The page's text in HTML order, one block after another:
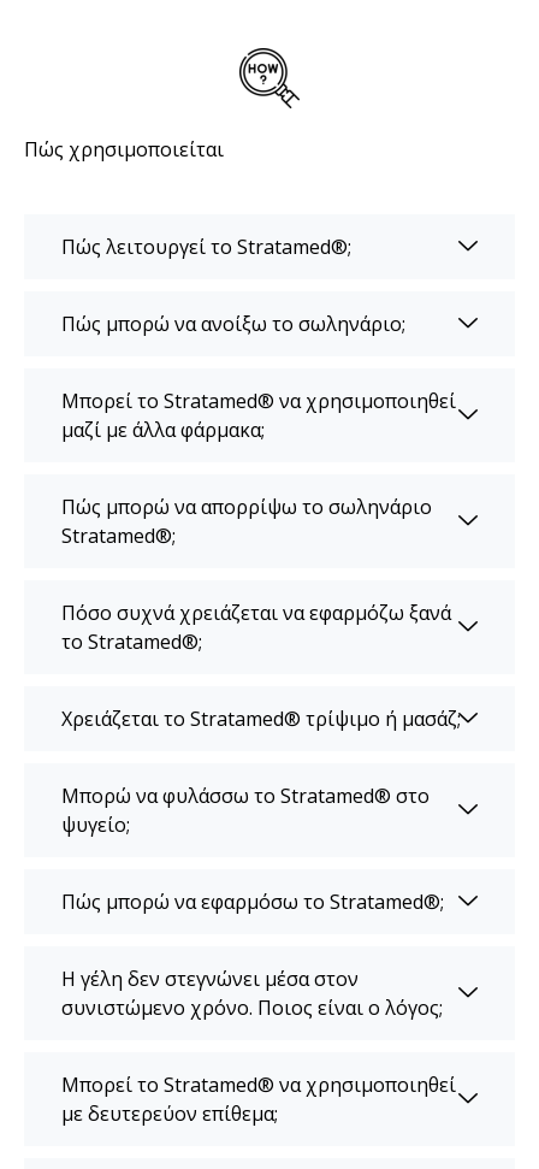
Πώς χρησιμοποιείται
Πώς λειτουργεί το Stratamed®;
Πώς μπορώ να ανοίξω το σωληνάριο;
Μπορεί το Stratamed® να χρησιμοποιηθεί
μαζί με άλλα φάρμακα;
Πώς μπορώ να απορρίψω το σωληνάριο
Stratamed®;
Πόσο συχνά χρειάζεται να εφαρμόζω ξανά
το Stratamed®;
Χρειάζεται το Stratamed® τρίψιμο ή μασάζ;
Μπορώ να φυλάσσω το Stratamed® στο
ψυγείο;
Πώς μπορώ να εφαρμόσω το Stratamed®;
Η γέλη δεν στεγνώνει μέσα στον
συνιστώμενο χρόνο. Ποιος είναι ο λόγος;
Μπορεί το Stratamed® να χρησιμοποιηθεί
με δευτερεύον επίθεμα;